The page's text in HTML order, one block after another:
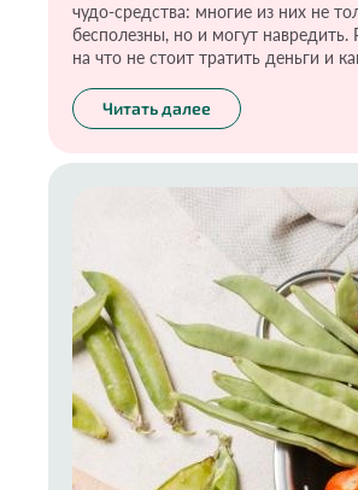
чудо-средства: многие из них не
бесполезны, но и могут навредить.
на что не стоит тратить деньги и
преображении.
Читать далее